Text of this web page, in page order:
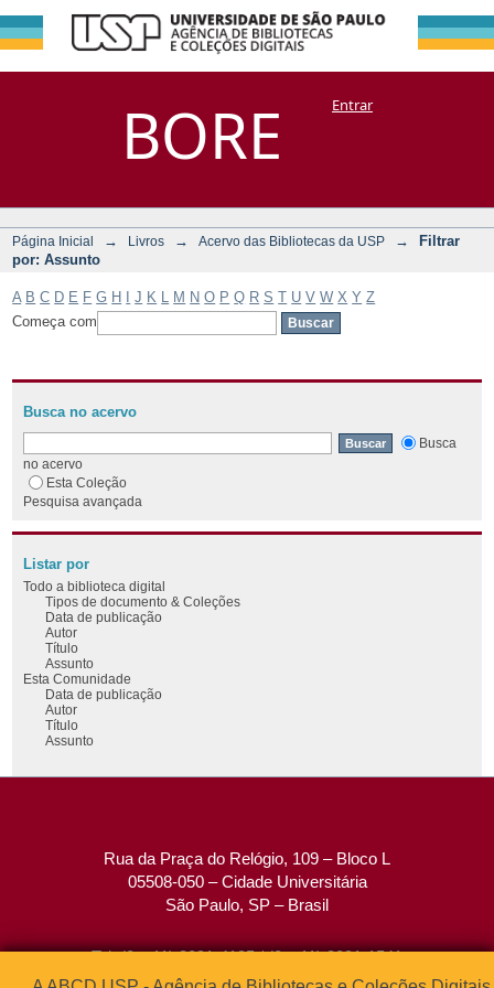
BORE
Filtrar por:
Assunto
DSpace/Manakin + CoriscoEntrar
Página Inicial → Livros → Acervo das Bibliotecas da USP →
Filtrar
por: Assunto
A B C D E F G H J K M N O P Q R S T U V W X Y Z
Começa com
Busca no acervo
Busca
no acervo
Esta Coleção
Pesquisa avançada
Listar por
Todo a biblioteca digital
Tipos de documento & Coleções
Data de publicação
Autor
Título
Assunto
Esta Comunidade
Data de publicação
Autor
Título
Assunto
Rua da Praça do Relógio, 109 – Bloco L
05508-050 – Cidade Universitária
São Paulo, SP – Brasil
Tel: (0xx11) 3091-4195 / (0xx11) 3091-1541
Fax: (0xx11) 3091-1567